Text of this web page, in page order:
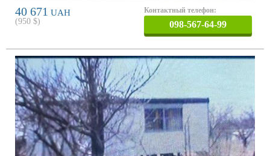
40 671 UAH
(950 $)
Контактный телефон:
098-567-64-99